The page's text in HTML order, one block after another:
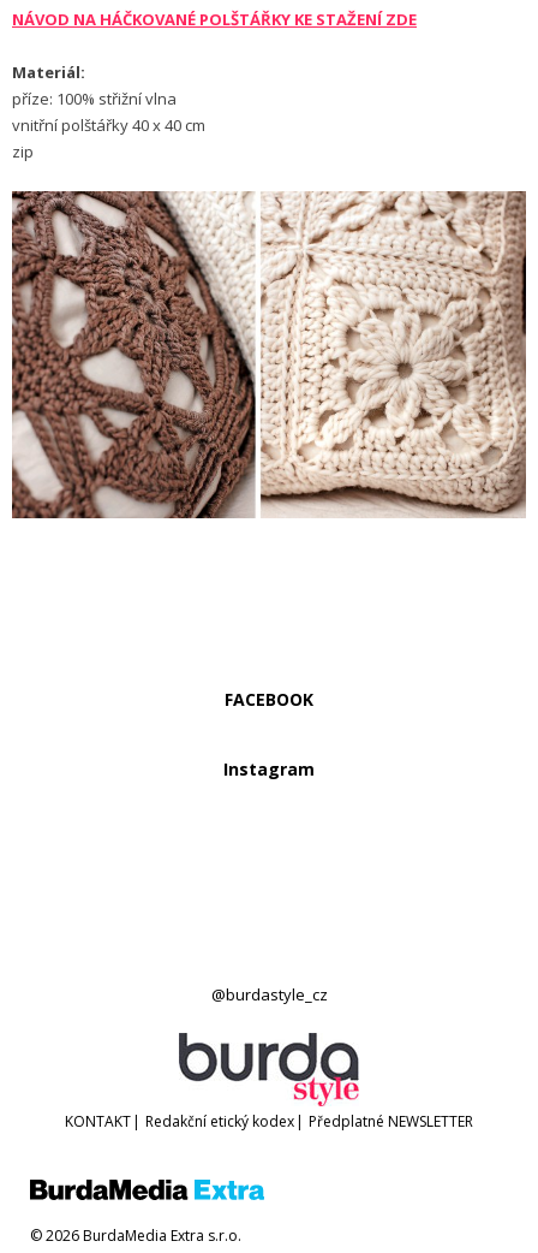
NÁVOD NA HÁČKOVANÉ POLŠTÁŘKY KE STAŽENÍ ZDE
Materiál:
příze: 100% střižní vlna
vnitřní polštářky 40 x 40 cm
zip
FACEBOOK
Instagram
@burdastyle_cz
KONTAKT| Redakční etický kodex| Předplatné NEWSLETTER
© 2026 BurdaMedia Extra s.r.o.